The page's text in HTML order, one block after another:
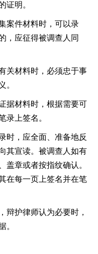
证明。
件材料时，可以录
，应征得被调查人同
材料时，必须忠于事
。
材料时，根据需要可
录上签名。
，应全面、准备地反
其宣读。被调查人如有
盖章或者按指纹确认。
在每一页上签名并在笔
护律师认为必要时，
。